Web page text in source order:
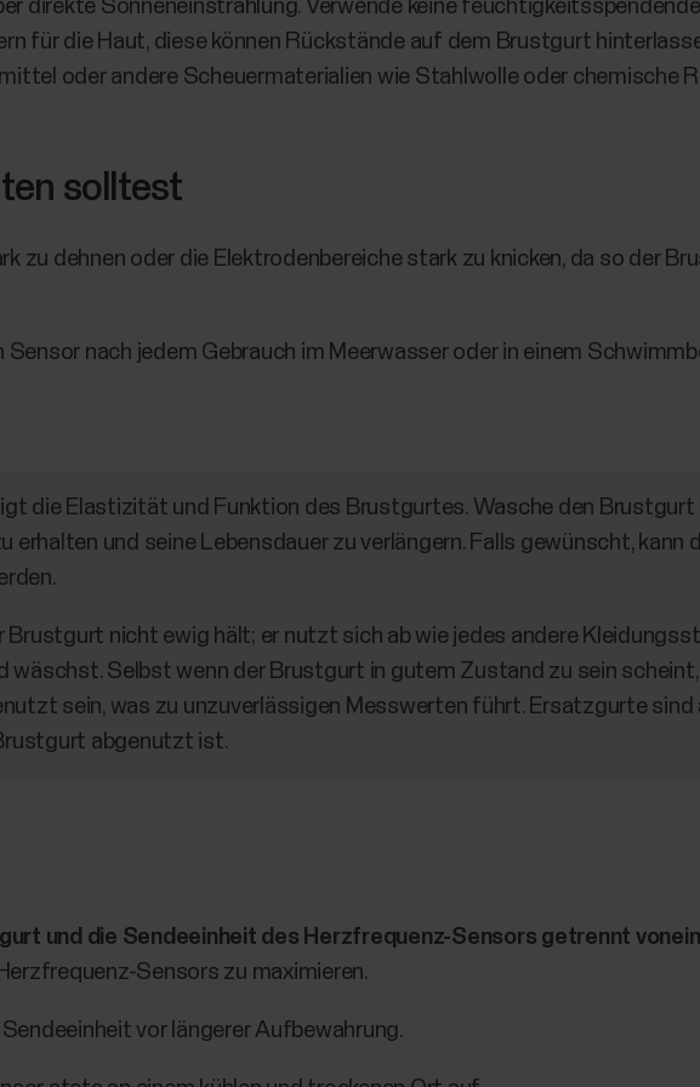
direkte Sonneneinstrahlung. Verwende keine
für die Haut, diese können Rückstände auf dem Brustgurt
oder andere Scheuermaterialien wie Stahlwolle oder chemische
solltest
zu dehnen oder die Elektrodenbereiche stark zu knicken, da so der
nach jedem Gebrauch im Meerwasser oder in einem
die Elastizität und Funktion des Brustgurtes. Wasche den Brustgurt
erhalten und seine Lebensdauer zu verlängern. Falls gewünscht, kann
Brustgurt nicht ewig hält; er nutzt sich ab wie jedes andere
wäschst. Selbst wenn der Brustgurt in gutem Zustand zu sein scheint,
sein, was zu unzuverlässigen Messwerten führt. Ersatzgurte sind
abgenutzt ist.
und die Sendeeinheit des Herzfrequenz-Sensors getrennt
Sensors zu maximieren.
vor längerer Aufbewahrung.